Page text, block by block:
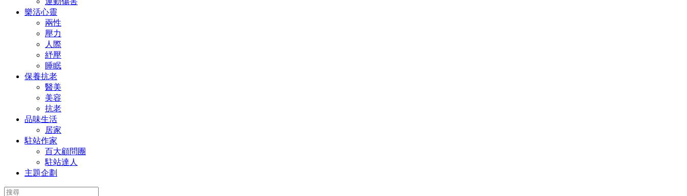
樂活心靈
兩性
壓力
人際
紓壓
睡眠
保養抗老
醫美
美容
抗老
品味生活
居家
駐站作家
百大顧問團
駐站達人
主題企劃